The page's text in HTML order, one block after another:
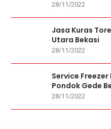
28/11/2022
Jasa Kuras
Utara Bekasi
28/11/2022
Service
Pondok Gede
28/11/2022